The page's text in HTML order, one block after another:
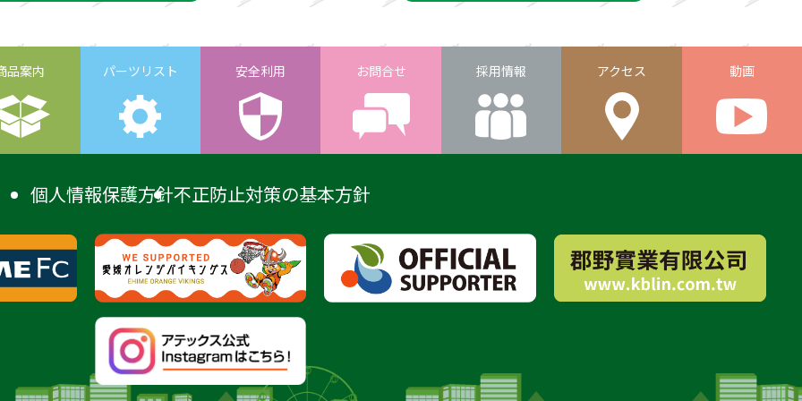
品案内 パーツリスト 安全利用 お問合せ 採用情報 アクセス 動画
個人情報保護方針不正防止対策の基本方針